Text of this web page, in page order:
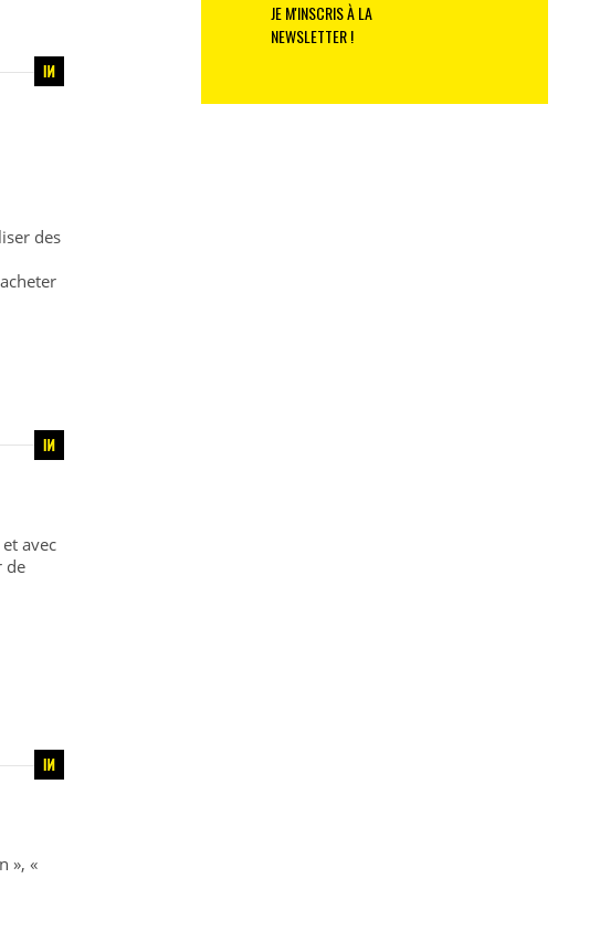
des
avec
de
», «
JE M'INSCRIS À LA
NEWSLETTER !